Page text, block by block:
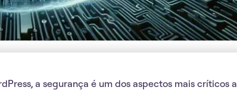
a segurança é um dos aspectos mais críticos a